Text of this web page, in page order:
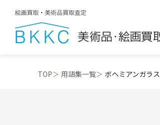
TOP 用語集一覧 ボヘミアンガラス